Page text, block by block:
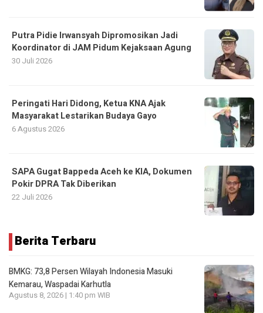
Putra Pidie Irwansyah Dipromosikan Jadi
Koordinator di JAM Pidum Kejaksaan Agung
30 Juli 2026
Peringati Hari Didong, Ketua KNA Ajak
Masyarakat Lestarikan Budaya Gayo
6 Agustus 2026
SAPA Gugat Bappeda Aceh ke KIA, Dokumen
Pokir DPRA Tak Diberikan
22 Juli 2026
Berita Terbaru
BMKG: 73,8 Persen Wilayah Indonesia Masuki
Kemarau, Waspadai Karhutla
Agustus 8, 2026 | 1:40 pm WIB